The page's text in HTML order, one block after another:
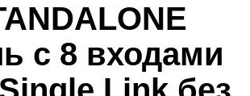
c 8 входами